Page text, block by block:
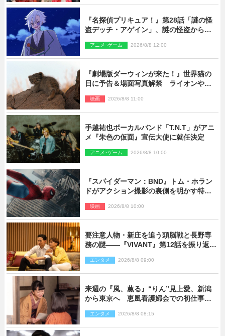
『名探偵プリキュア！』第28話「謎の怪
盗デッチ・アゲイン」、謎の怪盗から不
アニメ･ゲーム 2026/8/8 12:00
『劇場版ダーウィンが来た！』世界猫の
日に予告＆場面写真解禁 ライオンやマ
映画 2026/8/8 11:00
手越祐也ボーカルバンド「T.N.T」がアニ
メ『朱色の仮面』宣伝大使に就任決定
アニメ･ゲーム 2026/8/8 10:00
『スパイダーマン：BND』トム・ホラン
ドがアクション撮影の裏側を明かす特別
映画 2026/8/8 10:00
要注意人物・新庄を追う頭脳戦と長野専
務の謎――『VIVANT』第12話を振り返
エンタメ 2026/8/8 09:00
来週の『風、薫る』“りん”見上愛、新潟
から東京へ 恵風看護婦会での初仕事に
エンタメ 2026/8/8 08:15